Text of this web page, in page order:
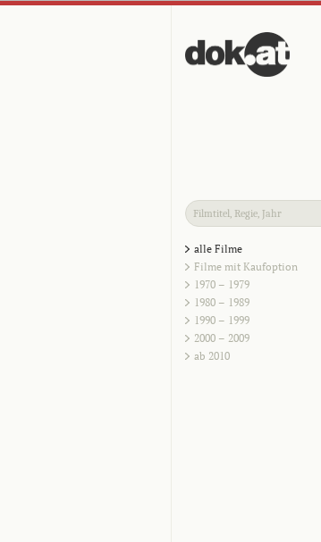
alle Filme
Filme mit Kaufoption
1970 – 1979
1980 – 1989
1990 – 1999
2000 – 2009
ab 2010